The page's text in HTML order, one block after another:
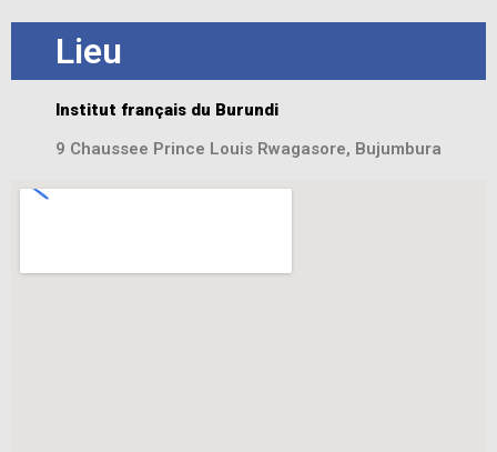
Lieu
Institut français du Burundi
9 Chaussee Prince Louis Rwagasore, Bujumbura